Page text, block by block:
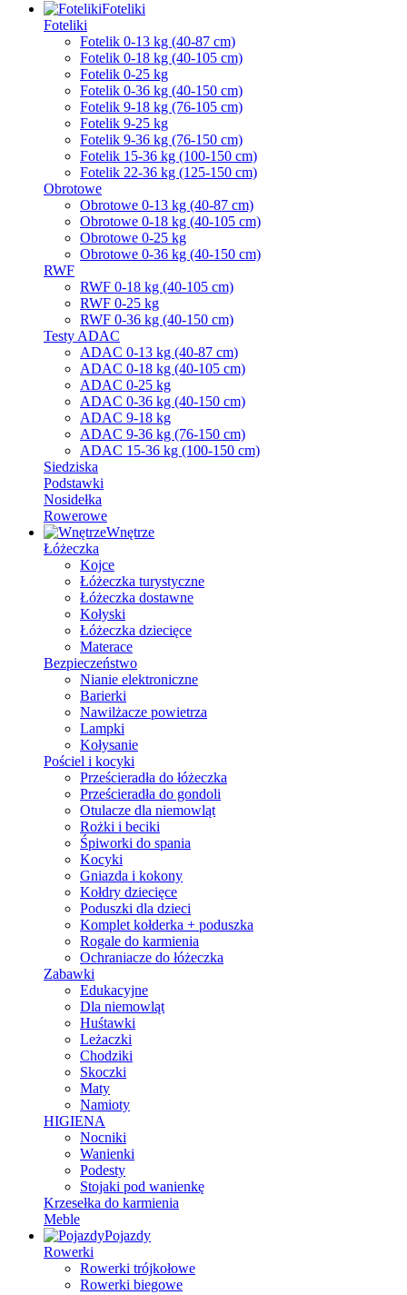
Foteliki
Foteliki
Fotelik 0-13 kg (40-87 cm)
Fotelik 0-18 kg (40-105 cm)
Fotelik 0-25 kg
Fotelik 0-36 kg (40-150 cm)
Fotelik 9-18 kg (76-105 cm)
Fotelik 9-25 kg
Fotelik 9-36 kg (76-150 cm)
Fotelik 15-36 kg (100-150 cm)
Fotelik 22-36 kg (125-150 cm)
Obrotowe
Obrotowe 0-13 kg (40-87 cm)
Obrotowe 0-18 kg (40-105 cm)
Obrotowe 0-25 kg
Obrotowe 0-36 kg (40-150 cm)
RWF
RWF 0-18 kg (40-105 cm)
RWF 0-25 kg
RWF 0-36 kg (40-150 cm)
Testy ADAC
ADAC 0-13 kg (40-87 cm)
ADAC 0-18 kg (40-105 cm)
ADAC 0-25 kg
ADAC 0-36 kg (40-150 cm)
ADAC 9-18 kg
ADAC 9-36 kg (76-150 cm)
ADAC 15-36 kg (100-150 cm)
Siedziska
Podstawki
Nosidełka
Rowerowe
Wnętrze
Łóżeczka
Kojce
Łóżeczka turystyczne
Łóżeczka dostawne
Kołyski
Łóżeczka dziecięce
Materace
Bezpieczeństwo
Nianie elektroniczne
Barierki
Nawilżacze powietrza
Lampki
Kołysanie
Pościel i kocyki
Prześcieradła do łóżeczka
Prześcieradła do gondoli
Otulacze dla niemowląt
Rożki i beciki
Śpiworki do spania
Kocyki
Gniazda i kokony
Kołdry dziecięce
Poduszki dla dzieci
Komplet kołderka + poduszka
Rogale do karmienia
Ochraniacze do łóżeczka
Zabawki
Edukacyjne
Dla niemowląt
Huśtawki
Leżaczki
Chodziki
Skoczki
Maty
Namioty
HIGIENA
Nocniki
Wanienki
Podesty
Stojaki pod wanienkę
Krzesełka do karmienia
Meble
Pojazdy
Rowerki
Rowerki trójkołowe
Rowerki biegowe